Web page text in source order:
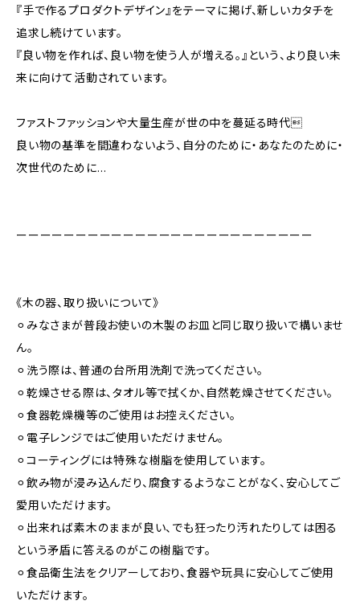
『手で作るプロダクトデザイン』をテーマに掲げ、新しいカタチを
追求し続けています。
『良い物を作れば、良い物を使う人が増える。』という、より良い未
来に向けて活動されています。
ファストファッションや大量生産が世の中を蔓延る時代
良い物の基準を間違わないよう、自分のために・あなたのために・
次世代のために…
ーーーーーーーーーーーーーーーーーーーーーーーーー
《木の器、取り扱いについて》
⚪︎みなさまが普段お使いの木製のお皿と同じ取り扱いで構いませ
ん。
⚪︎洗う際は、普通の台所用洗剤で洗ってください。
⚪︎乾燥させる際は、タオル等で拭くか、自然乾燥させてください。
⚪︎食器乾燥機等のご使用はお控えください。
⚪︎電子レンジではご使用いただけません。
⚪︎コーティングには特殊な樹脂を使用しています。
⚪︎飲み物が浸み込んだり、腐食するようなことがなく、安心してご
愛用いただけます。
⚪︎出来れば素木のままが良い、でも狂ったり汚れたりしては困る
という矛盾に答えるのがこの樹脂です。
⚪︎食品衛生法をクリアーしており、食器や玩具に安心してご使用
いただけます。